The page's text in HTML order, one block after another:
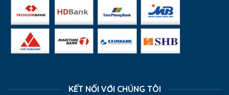
KẾT NỐI VỚI CHÚNG TÔI